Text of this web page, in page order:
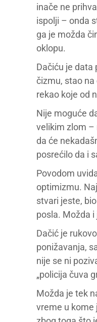
inače ne
ispolji – onda
ga je možda
oklopu.
Dačiću je data
čizmu, stao
rekao koje od
Nije moguće
velikim zlom –
da će
posrećilo da i
Povodom
optimizmu.
stvari jeste,
posla. Možda i
Dačić je
ponižavanja,
nije se ni
„policija čuva
Možda je tek
vreme u kome